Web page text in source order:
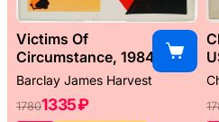
Victims Of
Circumstance, 1984
Barclay James Harvest
17801335 ₽